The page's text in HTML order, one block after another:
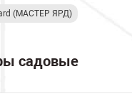
(МАСТЕР ЯРД)
садовые